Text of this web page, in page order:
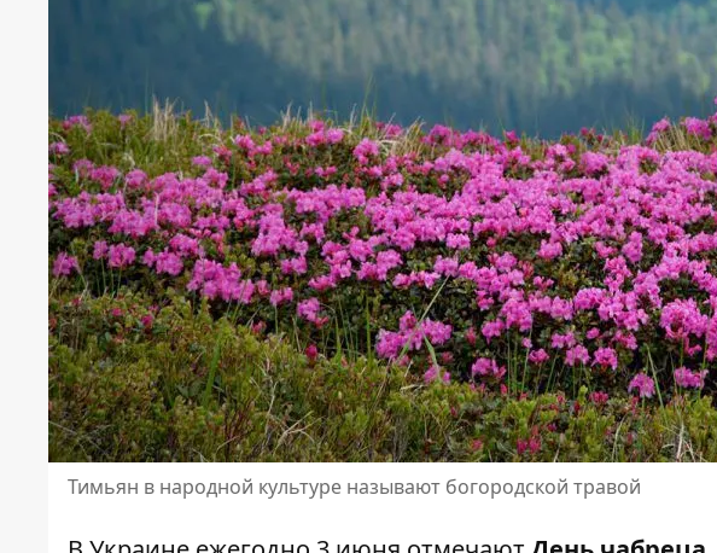
Тимьян в народной культуре называют богородской травой